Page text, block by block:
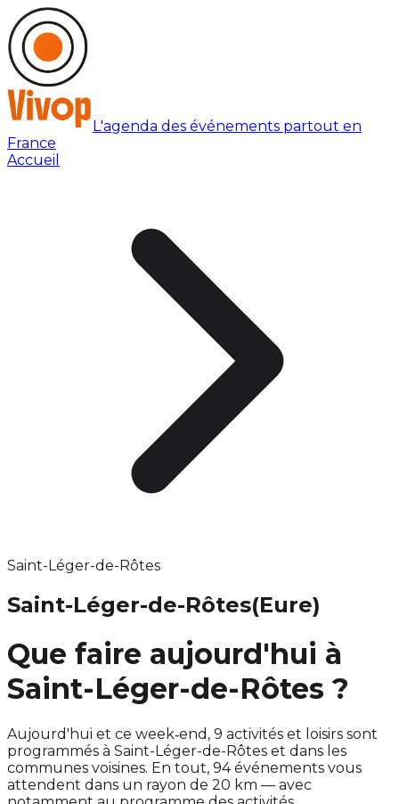
L'agenda des événements partout en
France
Accueil
Saint-Léger-de-Rôtes
Saint-Léger-de-Rôtes(Eure)
Que faire aujourd'hui à
Saint-Léger-de-Rôtes ?
Aujourd'hui et ce week‑end, 9 activités et loisirs sont
programmés à Saint-Léger-de-Rôtes et dans les
communes voisines. En tout, 94 événements vous
attendent dans un rayon de 20 km — avec